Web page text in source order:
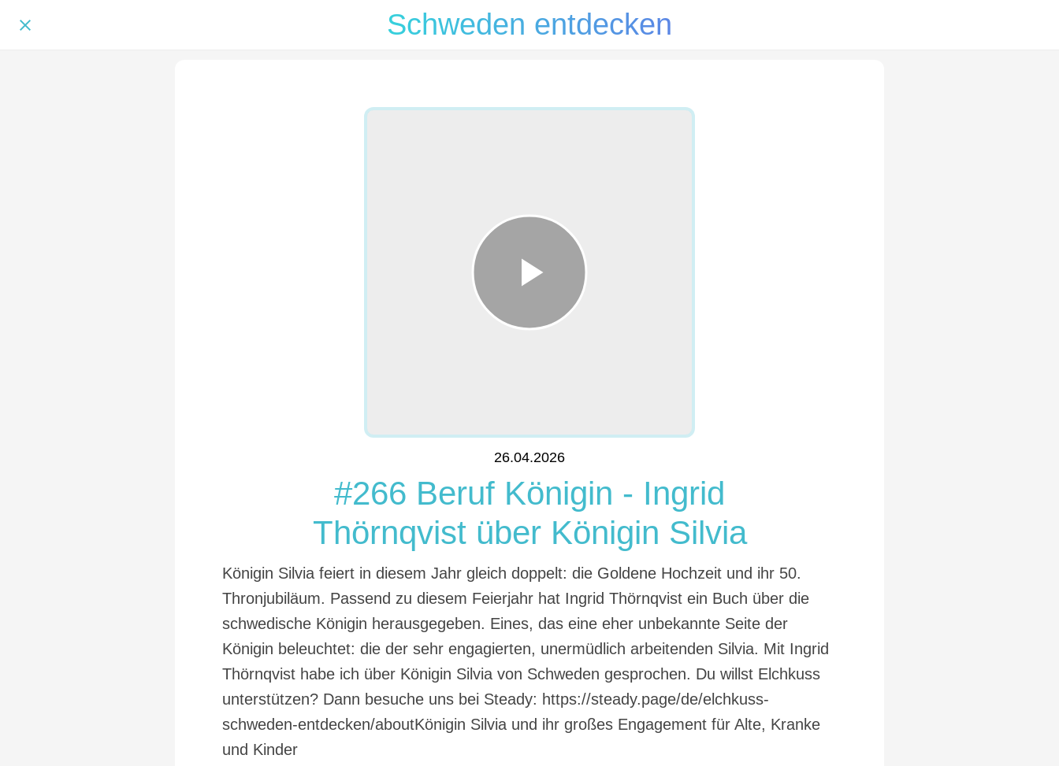
Schweden entdecken
26.04.2026
#266 Beruf Königin - Ingrid
Thörnqvist über Königin Silvia
Königin Silvia feiert in diesem Jahr gleich doppelt: die Goldene Hochzeit und ihr 50.
Thronjubiläum. Passend zu diesem Feierjahr hat Ingrid Thörnqvist ein Buch über die
schwedische Königin herausgegeben. Eines, das eine eher unbekannte Seite der
Königin beleuchtet: die der sehr engagierten, unermüdlich arbeitenden Silvia. Mit Ingrid
Thörnqvist habe ich über Königin Silvia von Schweden gesprochen. Du willst Elchkuss
unterstützen? Dann besuche uns bei Steady: https://steady.page/de/elchkuss-
schweden-entdecken/aboutKönigin Silvia und ihr großes Engagement für Alte, Kranke
und Kinder